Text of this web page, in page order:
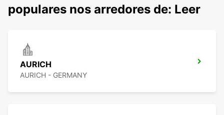
populares nos arredores de: Leer
AURICH
AURICH - GERMANY